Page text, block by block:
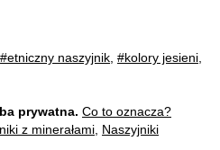
#etniczny naszyjnik #kolory jesieni
prywatna. Co to oznacza?
z minerałami Naszyjniki